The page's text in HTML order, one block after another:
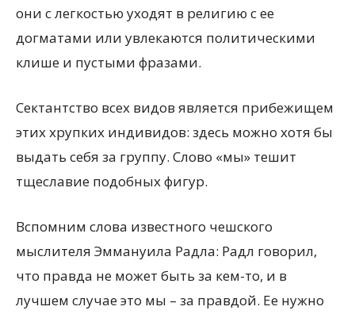
они с легкостью уходят в религию с ее
догматами или увлекаются политическими
клише и пустыми фразами.
Сектантство всех видов является прибежищем
этих хрупких индивидов: здесь можно хотя бы
выдать себя за группу. Слово «мы» тешит
тщеславие подобных фигур.
Вспомним слова известного чешского
мыслителя Эммануила Радла: Радл говорил,
что правда не может быть за кем-то, и в
лучшем случае это мы – за правдой. Ее нужно